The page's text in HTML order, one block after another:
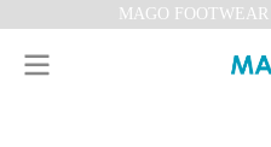
MAGO